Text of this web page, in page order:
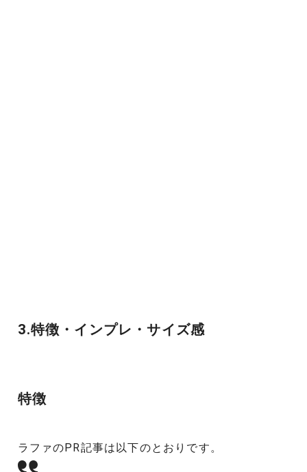
3.特徴・インプレ・サイズ感
特徴
ラファのPR記事は以下のとおりです。